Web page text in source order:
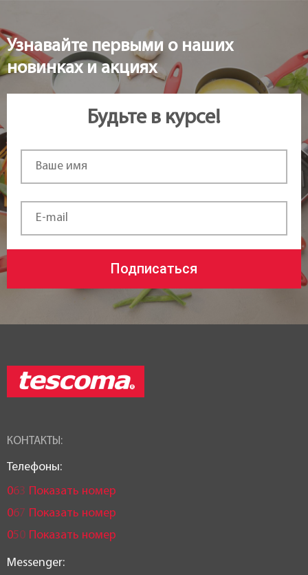
Узнавайте первыми о наших
новинках и акциях
Будьте в курсе!
Подписаться
КОНТАКТЫ:
Телефоны:
063 Показать номер
067 Показать номер
050 Показать номер
Messenger: